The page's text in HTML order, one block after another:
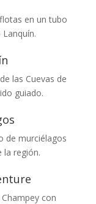
en un tubo
las Cuevas de
guiado.
de murciélagos
la región.
con